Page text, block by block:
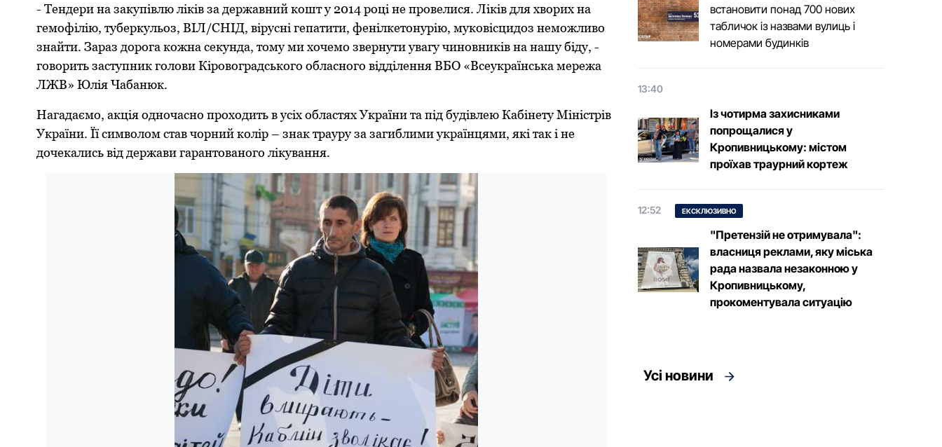
- Тендери на закупівлю ліків за державний кошт у 2014 році не провелися. Ліків для хворих на
гемофілію, туберкульоз, ВІЛ/СНІД, вірусні гепатити, фенілкетонурію, муковісцидоз неможливо
знайти. Зараз дорога кожна секунда, тому ми хочемо звернути увагу чиновників на нашу біду, -
говорить заступник голови Кіровоградського обласного відділення ВБО «Всеукраїнська мережа
ЛЖВ» Юлія Чабанюк.
Нагадаємо, акція одночасно проходить в усіх областях України та під будівлею Кабінету Міністрів
України. Її символом став чорний колір – знак трауру за загиблими українцями, які так і не
дочекались від держави гарантованого лікування.
встановити понад 700 нових
табличок із назвами вулиць і
номерами будинків
13:40
Із чотирма захисниками
попрощалися у
Кропивницькому: містом
проїхав траурний кортеж
12:52 ЕКСКЛЮЗИВНО
"Претензій не отримувала":
власниця реклами, яку міська
рада назвала незаконною у
Кропивницькому,
прокоментувала ситуацію
Усі новини